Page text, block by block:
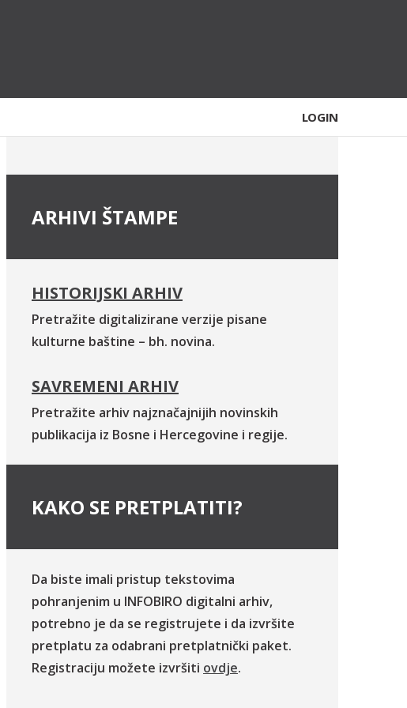
LOGIN
ARHIVI ŠTAMPE
HISTORIJSKI ARHIV
Pretražite digitalizirane verzije pisane
kulturne baštine – bh. novina.
SAVREMENI ARHIV
Pretražite arhiv najznačajnijih novinskih
publikacija iz Bosne i Hercegovine i regije.
KAKO SE PRETPLATITI?
Da biste imali pristup tekstovima
pohranjenim u INFOBIRO digitalni arhiv,
potrebno je da se registrujete i da izvršite
pretplatu za odabrani pretplatnički paket.
Registraciju možete izvršiti ovdje.